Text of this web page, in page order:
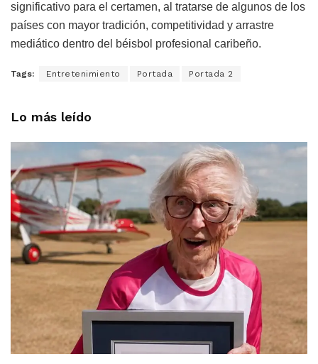
significativo para el certamen, al tratarse de algunos de los
países con mayor tradición, competitividad y arrastre
mediático dentro del béisbol profesional caribeño.
Tags: Entretenimiento Portada Portada 2
Lo más leído